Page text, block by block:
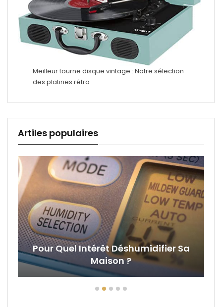
Meilleur tourne disque vintage : Notre sélection
des platines rétro
Artiles populaires
Pour Quel Intérêt Déshumidifier Sa
Maison ?